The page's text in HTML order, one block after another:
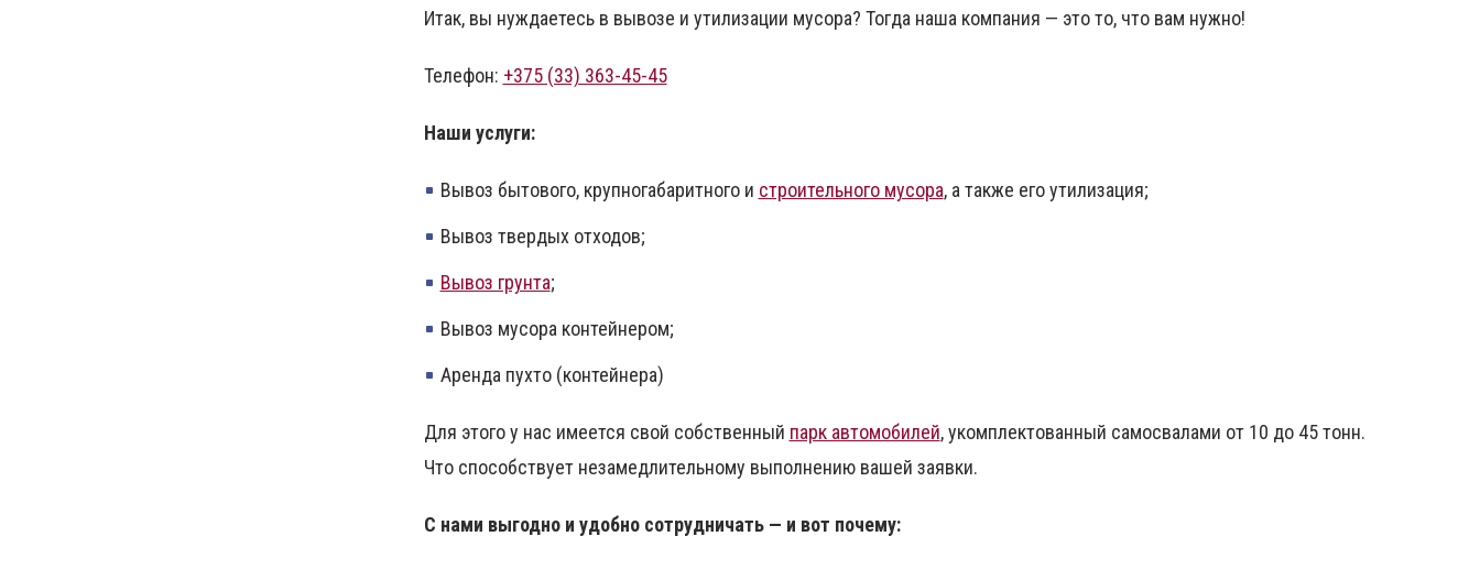
Итак, вы нуждаетесь в вывозе и утилизации мусора? Тогда наша компания — это то, что вам нужно!
Телефон: +375 (33) 363-45-45
Наши услуги:
Вывоз бытового, крупногабаритного и строительного мусора, а также его утилизация;
Вывоз твердых отходов;
Вывоз грунта;
Вывоз мусора контейнером;
Аренда пухто (контейнера)
Для этого у нас имеется свой собственный парк автомобилей, укомплектованный самосвалами от 10 до 45 тонн.
Что способствует незамедлительному выполнению вашей заявки.
С нами выгодно и удобно сотрудничать — и вот почему: